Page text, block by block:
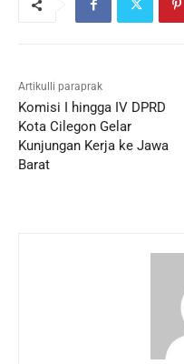
Artikulli paraprak
Komisi I hingga IV DPRD
Kota Cilegon Gelar
Kunjungan Kerja ke Jawa
Barat